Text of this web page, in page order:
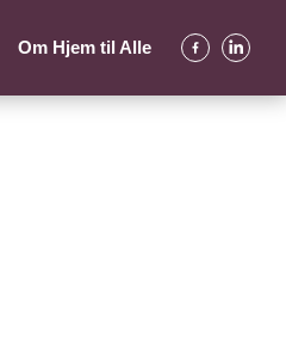
Om Hjem til Alle